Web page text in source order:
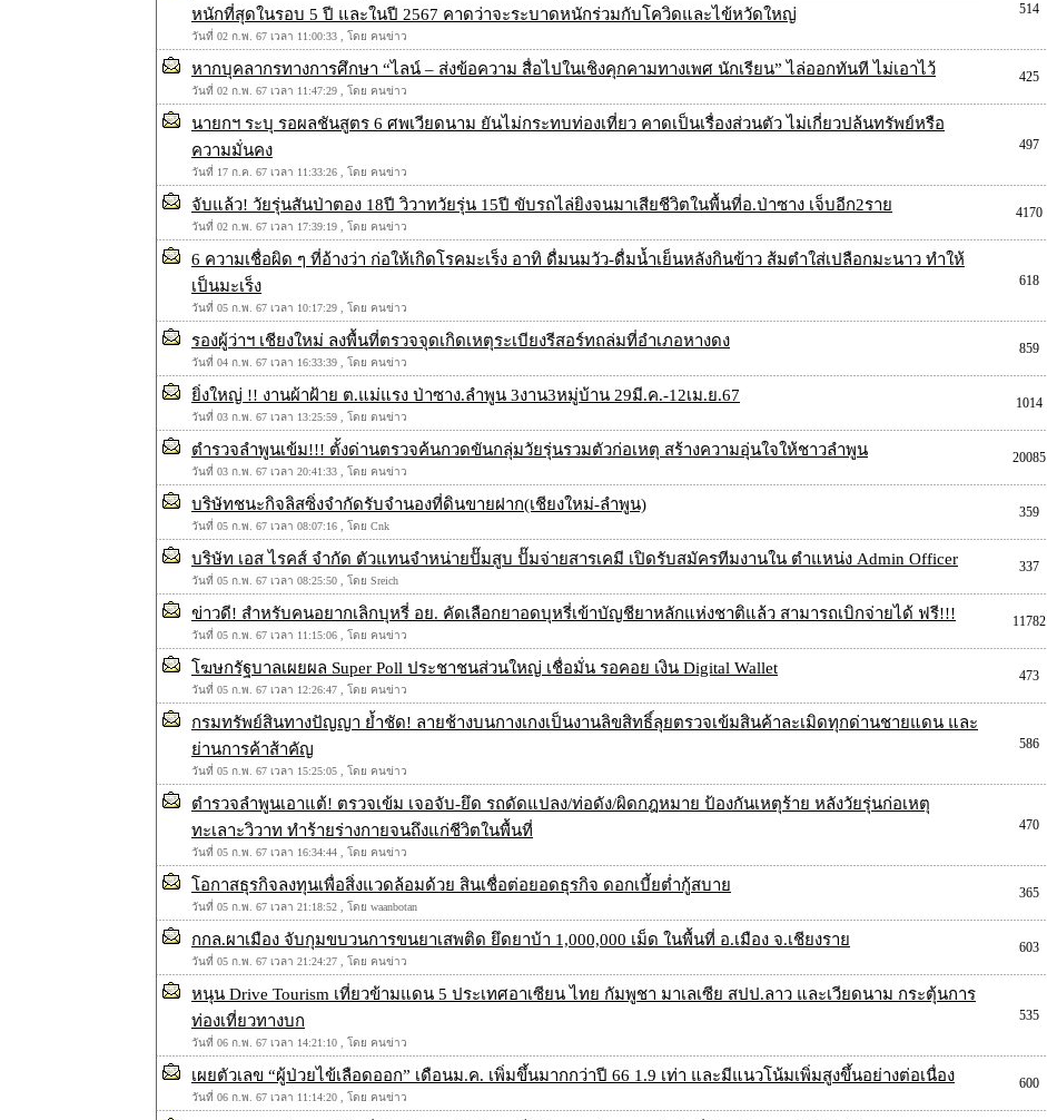
หนักที่สุดในรอบ 5 ปี และในปี 2567 คาดว่าจะระบาดหนักร่วมกับโควิดและไข้หวัดใหญ่
วันที่ 02 ก.พ. 67 เวลา 11:00:33 , โดย คนข่าว
514
หากบุคลากรทางการศึกษา “ไลน์ – ส่งข้อความ สื่อไปในเชิงคุกคามทางเพศ นักเรียน” ไล่ออกทันที ไม่เอาไว้
วันที่ 02 ก.พ. 67 เวลา 11:47:29 , โดย คนข่าว
425
นายกฯ ระบุ รอผลชันสูตร 6 ศพเวียดนาม ยันไม่กระทบท่องเที่ยว คาดเป็นเรื่องส่วนตัว ไม่เกี่ยวปล้นทรัพย์หรือ
ความมั่นคง
วันที่ 17 ก.ค. 67 เวลา 11:33:26 , โดย คนข่าว
497
จับแล้ว! วัยรุ่นสันป่าตอง 18ปี วิวาทวัยรุ่น 15ปี ขับรถไล่ยิงจนมาเสียชีวิตในพื้นที่อ.ป่าซาง เจ็บอีก2ราย
วันที่ 02 ก.พ. 67 เวลา 17:39:19 , โดย คนข่าว
4170
6 ความเชื่อผิด ๆ ที่อ้างว่า ก่อให้เกิดโรคมะเร็ง อาทิ ดื่มนมวัว-ดื่มน้ำเย็นหลังกินข้าว ส้มตำใส่เปลือกมะนาว ทำให้
เป็นมะเร็ง
วันที่ 05 ก.พ. 67 เวลา 10:17:29 , โดย คนข่าว
618
รองผู้ว่าฯ เชียงใหม่ ลงพื้นที่ตรวจจุดเกิดเหตุระเบียงรีสอร์ทถล่มที่อำเภอหางดง
วันที่ 04 ก.พ. 67 เวลา 16:33:39 , โดย คนข่าว
859
ยิ่งใหญ่ !! งานผ้าฝ้าย ต.แม่แรง ป่าซาง.ลำพูน 3งาน3หมู่บ้าน 29มี.ค.-12เม.ย.67
วันที่ 03 ก.พ. 67 เวลา 13:25:59 , โดย ตนข่าว
1014
ตำรวจลำพูนเข้ม!!! ตั้งด่านตรวจค้นกวดขันกลุ่มวัยรุ่นรวมตัวก่อเหตุ สร้างความอุ่นใจให้ชาวลำพูน
วันที่ 03 ก.พ. 67 เวลา 20:41:33 , โดย คนข่าว
20085
บริษัทชนะกิจลิสซิ่งจำกัดรับจำนองที่ดินขายฝาก(เชียงใหม่-ลำพูน)
วันที่ 05 ก.พ. 67 เวลา 08:07:16 , โดย Cnk
359
บริษัท เอส ไรคส์ จำกัด ตัวแทนจำหน่ายปั๊มสูบ ปั๊มจ่ายสารเคมี เปิดรับสมัครทีมงานใน ตำแหน่ง Admin Officer
วันที่ 05 ก.พ. 67 เวลา 08:25:50 , โดย Sreich
337
ข่าวดี! สำหรับคนอยากเลิกบุหรี่ อย. คัดเลือกยาอดบุหรี่เข้าบัญชียาหลักแห่งชาติแล้ว สามารถเบิกจ่ายได้ ฟรี!!!
วันที่ 05 ก.พ. 67 เวลา 11:15:06 , โดย คนข่าว
11782
โฆษกรัฐบาลเผยผล Super Poll ประชาชนส่วนใหญ่ เชื่อมั่น รอคอย เงิน Digital Wallet
วันที่ 05 ก.พ. 67 เวลา 12:26:47 , โดย คนข่าว
473
กรมทรัพย์สินทางปัญญา ย้ำชัด! ลายช้างบนกางเกงเป็นงานลิขสิทธิ์ลุยตรวจเข้มสินค้าละเมิดทุกด่านชายแดน และ
ย่านการค้าส้าคัญ
วันที่ 05 ก.พ. 67 เวลา 15:25:05 , โดย คนข่าว
586
ตำรวจลำพูนเอาแต้! ตรวจเข้ม เจอจับ-ยึด รถดัดแปลง/ท่อดัง/ผิดกฎหมาย ป้องกันเหตุร้าย หลังวัยรุ่นก่อเหตุ
ทะเลาะวิวาท ทำร้ายร่างกายจนถึงแก่ชีวิตในพื้นที่
วันที่ 05 ก.พ. 67 เวลา 16:34:44 , โดย คนข่าว
470
โอกาสธุรกิจลงทุนเพื่อสิ่งแวดล้อมด้วย สินเชื่อต่อยอดธุรกิจ ดอกเบี้ยต่ำกู้สบาย
วันที่ 05 ก.พ. 67 เวลา 21:18:52 , โดย waanbotan
365
กกล.ผาเมือง จับกุมขบวนการขนยาเสพติด ยึดยาบ้า 1,000,000 เม็ด ในพื้นที่ อ.เมือง จ.เชียงราย
วันที่ 05 ก.พ. 67 เวลา 21:24:27 , โดย คนข่าว
603
หนุน Drive Tourism เที่ยวข้ามแดน 5 ประเทศอาเซียน ไทย กัมพูชา มาเลเซีย สปป.ลาว และเวียดนาม กระตุ้นการ
ท่องเที่ยวทางบก
วันที่ 06 ก.พ. 67 เวลา 14:21:10 , โดย คนข่าว
535
เผยตัวเลข “ผู้ป่วยไข้เลือดออก” เดือนม.ค. เพิ่มขึ้นมากกว่าปี 66 1.9 เท่า และมีแนวโน้มเพิ่มสูงขึ้นอย่างต่อเนื่อง
วันที่ 06 ก.พ. 67 เวลา 11:14:20 , โดย คนข่าว
600